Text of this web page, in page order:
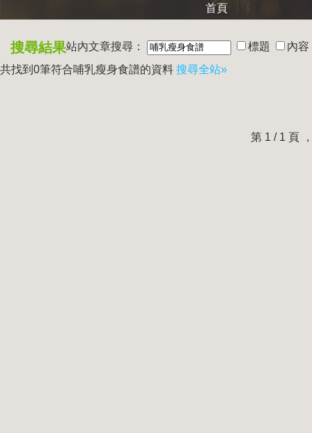
首頁
搜尋結果站內文章搜尋： 標題
內容
共找到0筆符合哺乳瘦身食譜的資料 搜尋全站»
第 1 / 1